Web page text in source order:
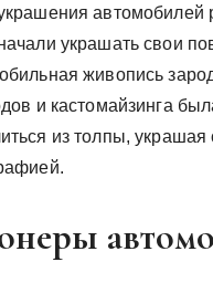
автомобилей
украшать свои
живопись
и кастомайзинга
из толпы,